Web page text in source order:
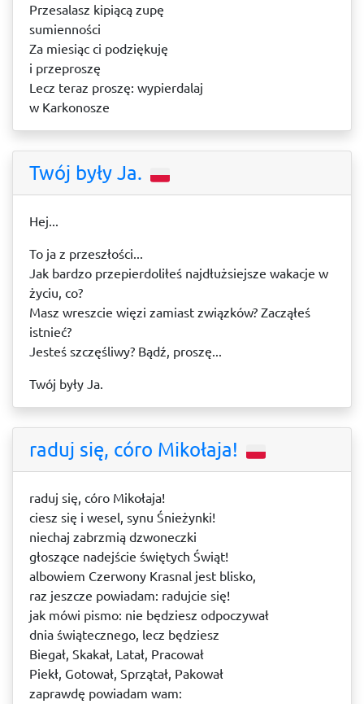
Przesalasz kipiącą zupę
sumienności
Za miesiąc ci podziękuję
i przeproszę
Lecz teraz proszę: wypierdalaj
w Karkonosze
Twój były Ja.
Hej...
To ja z przeszłości...
Jak bardzo przepierdoliłeś najdłużsiejsze wakacje w
życiu, co?
Masz wreszcie więzi zamiast związków? Zacząłeś
istnieć?
Jesteś szczęśliwy? Bądź, proszę...
Twój były Ja.
raduj się, córo Mikołaja!
raduj się, córo Mikołaja!
ciesz się i wesel, synu Śnieżynki!
niechaj zabrzmią dzwoneczki
głoszące nadejście świętych Świąt!
albowiem Czerwony Krasnal jest blisko,
raz jeszcze powiadam: radujcie się!
jak mówi pismo: nie będziesz odpoczywał
dnia świątecznego, lecz będziesz
Biegał, Skakał, Latał, Pracował
Piekł, Gotował, Sprzątał, Pakował
zaprawdę powiadam wam: